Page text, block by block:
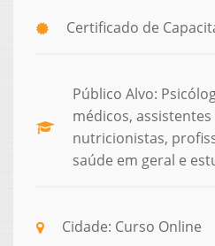
Certificado de
Público Alvo:
médicos,
nutricionistas,
saúde em geral e
Cidade: Curso Online